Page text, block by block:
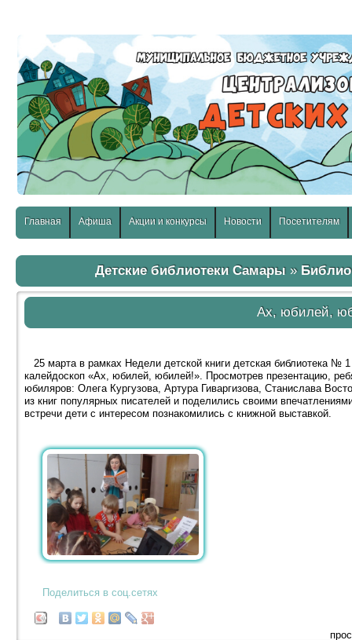
Главная Афиша Акции и конкурсы Новости Посетителям
Детские библиотеки Самары »
Ах, юбилей,
25 марта в рамках Недели детской книги детская библиотека №
калейдоскоп «Ах, юбилей, юбилей!». Просмотрев презентацию,
юбиляров: Олега Кургузова, Артура Гиваргизова, Станислава
из книг популярных писателей и поделились своими
встречи дети с интересом познакомились с книжной выставкой.
Поделиться в соц.сетях